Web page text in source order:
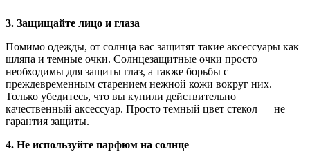
3. Защищайте лицо и глаза
Помимо одежды, от солнца вас защитят такие аксессуары как
шляпа и темные очки. Солнцезащитные очки просто
необходимы для защиты глаз, а также борьбы с
преждевременным старением нежной кожи вокруг них.
Только убедитесь, что вы купили действительно
качественный аксессуар. Просто темный цвет стекол — не
гарантия защиты.
4. Не используйте парфюм на солнце